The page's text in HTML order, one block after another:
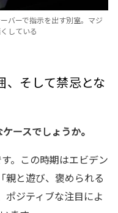
バーで指示を出す別室。マジ
している
、そして禁忌とな
ースでしょうか。
。この時期はエビデン
親と遊び、褒められる
ポジティブな注目によ